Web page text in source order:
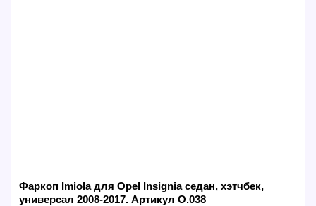
Фаркоп Imiola для Opel Insignia седан, хэтчбек,
универсал 2008-2017. Артикул O.038